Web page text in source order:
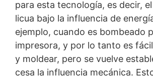
para esta tecnología, es decir,
licua bajo la influencia de
ejemplo, cuando es bombeado
impresora, y por lo tanto es
y moldear, pero se vuelve
cesa la influencia mecánica.